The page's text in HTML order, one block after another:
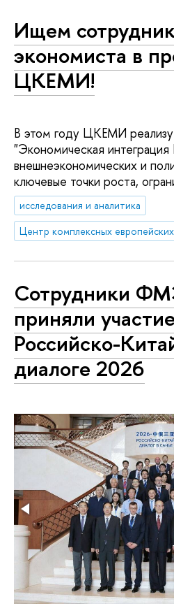
Ищем
экономиста в
ЦКЕМИ!
В этом году ЦКЕМИ
"Экономическая
внешнеэкономических и
ключевые точки роста,
исследования и аналитика
Сотрудники
приняли
Российско-
диалоге 2026